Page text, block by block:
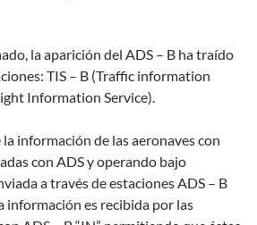
la aparición del ADS – B ha traído
TIS – B (Traffic information
Information Service).
la información de las aeronaves con
con ADS y operando bajo
a través de estaciones ADS – B
información es recibida por las